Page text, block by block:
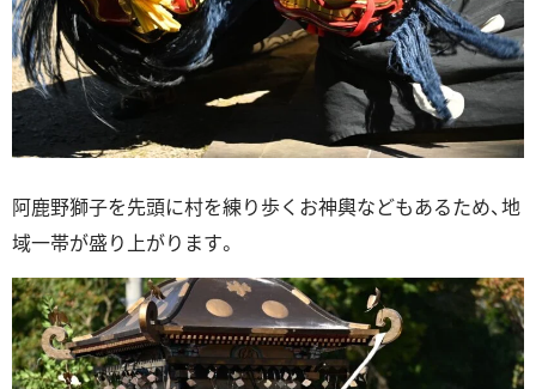
阿鹿野獅子を先頭に村を練り歩くお神輿などもあるため、地
域一帯が盛り上がります。